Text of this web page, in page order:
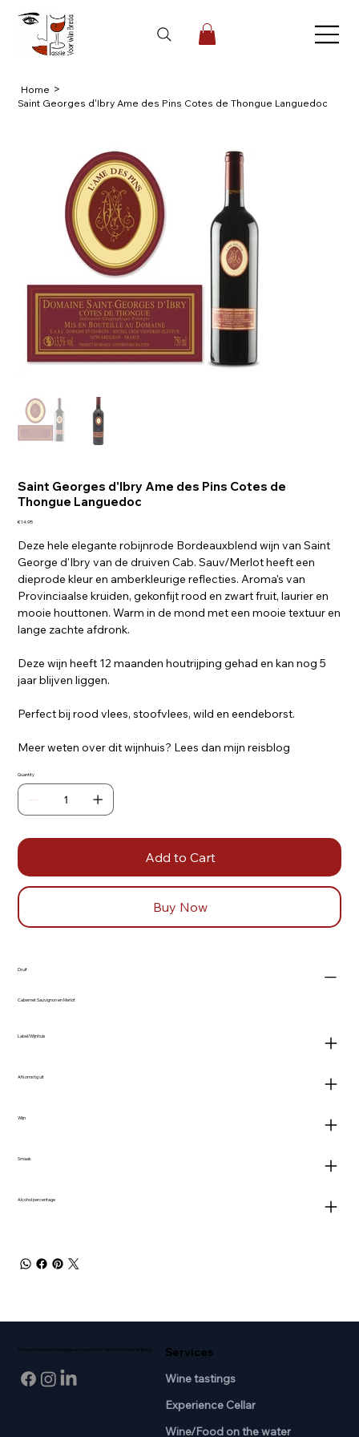
Home >
Saint Georges d'Ibry Ame des Pins Cotes de Thongue Languedoc
Saint Georges d'Ibry Ame des Pins Cotes de
Thongue Languedoc
Price
€14.95
Deze hele elegante robijnrode Bordeauxblend wijn van Saint
George d'Ibry van de druiven Cab. Sauv/Merlot heeft een
dieprode kleur en amberkleurige reflecties. Aroma's van
Provinciaalse kruiden, gekonfijt rood en zwart fruit, laurier en
mooie houttonen. Warm in de mond met een mooie textuur en
lange zachte afdronk.
Deze wijn heeft 12 maanden houtrijping gehad en kan nog 5
jaar blijven liggen.
Perfect bij rood vlees, stoofvlees, wild en eendeborst.
Meer weten over dit wijnhuis? Lees dan mijn reisblog
Quantity
Add to Cart
Buy Now
Druif
Cabernet Sauvignon en Merlot
Label/Wijnhuis
Afkomstig uit
Wijn
Smaak
Alcohol percentage
Professional wine knowledge and passion for wine in the heart of Breda. Services
Wine tastings
Experience Cellar
Wine/Food on the water